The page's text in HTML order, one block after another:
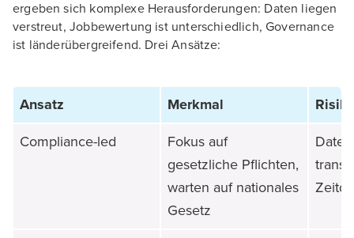
ergeben sich komplexe Herausforderungen: Daten liegen
verstreut, Jobbewertung ist unterschiedlich, Governance
ist länderübergreifend. Drei Ansätze:
Ansatz Merkmal
Compliance-led
Fokus auf
gesetzliche Pflichten,
warten auf nationales
Gesetz